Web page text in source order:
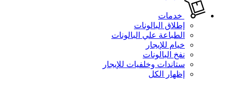
خدمات
إطلاق البالونات
الطباعة علي البالونات
خيام للإيجار
نفخ البالونات
ستاندات وخلفيات للإيجار
إظهار الكل